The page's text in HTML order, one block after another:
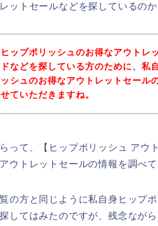
ットセールなどを探しているのか
ップポリッシュのお得なアウトレ
などを探している方のために、私
シュのお得なアウトレットセール
ていただきますね。
って、【ヒップポリッシュ アウ
ウトレットセールの情報を調べて
の方と同じように私自身ヒップ
してはみたのですが、残念なが